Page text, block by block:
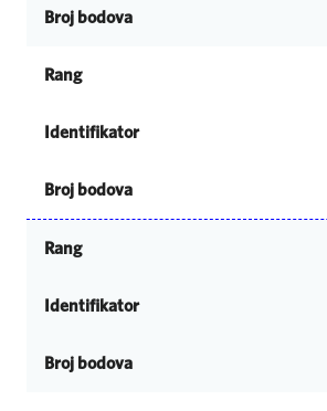
Broj bodova
Rang
Identifikator
Broj bodova
Rang
Identifikator
Broj bodova